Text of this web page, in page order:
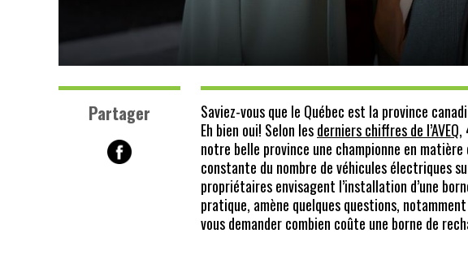
Partager
Saviez-vous que le Québec est la province
Eh bien oui! Selon lesderniers chiffres de l’AVEQ,
notre belle province une championne en
constante du nombre de véhicules électriques
propriétaires envisagent l’installation d’une
pratique, amène quelques questions,
vous demander combien coûte une borne de